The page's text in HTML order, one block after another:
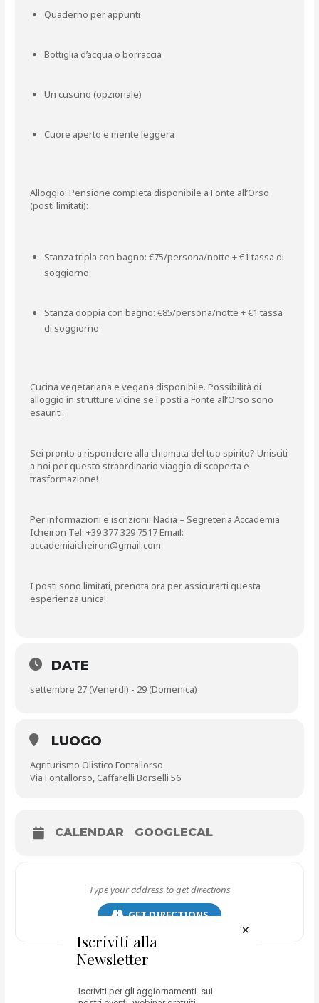
Quaderno per appunti
Bottiglia d’acqua o borraccia
Un cuscino (opzionale)
Cuore aperto e mente leggera
Alloggio: Pensione completa disponibile a Fonte all’Orso
(posti limitati):
Stanza tripla con bagno: €75/persona/notte + €1 tassa di
soggiorno
Stanza doppia con bagno: €85/persona/notte + €1 tassa
di soggiorno
Cucina vegetariana e vegana disponibile. Possibilità di
alloggio in strutture vicine se i posti a Fonte all’Orso sono
esauriti.
Sei pronto a rispondere alla chiamata del tuo spirito? Unisciti
a noi per questo straordinario viaggio di scoperta e
trasformazione!
Per informazioni e iscrizioni: Nadia – Segreteria Accademia
Icheiron Tel: +39 377 329 7517 Email:
accademiaicheiron@gmail.com
I posti sono limitati, prenota ora per assicurarti questa
esperienza unica!
DATE
settembre 27 (Venerdì) - 29 (Domenica)
LUOGO
Agriturismo Olistico Fontallorso
Via Fontallorso, Caffarelli Borselli 56
CALENDAR GOOGLECAL
GET DIRECTIONS
Iscriviti alla
Newsletter
Iscriviti per gli aggiornamenti sui